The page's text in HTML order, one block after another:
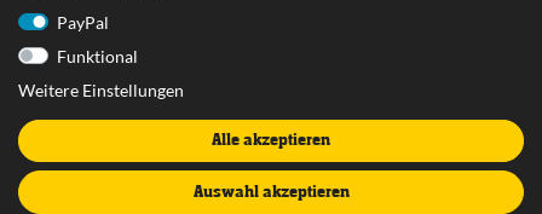
Widerrufsformular
Batterieentsorgung
PayPal
Funktional
Weitere Einstellungen
Alle akzeptieren
Auswahl akzeptieren